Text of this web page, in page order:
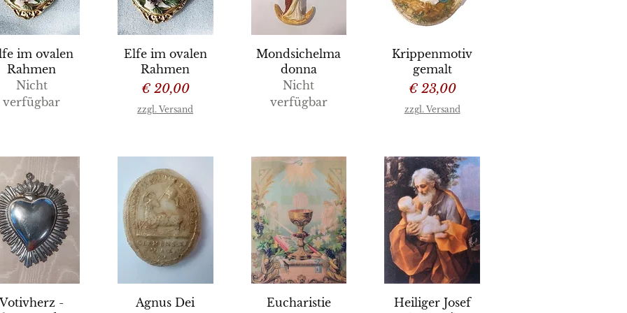
im ovalen
Rahmen
Nicht
verfügbar
Schnellansicht
Elfe im ovalen
Rahmen
Preis
€ 20,00
zzgl. Versand
Schnellansicht
Mondsichelma
donna
Nicht
verfügbar
Schnellansicht
Krippenmotiv
gemalt
Preis
€ 23,00
zzgl. Versand
Votivherz -
Schnellansicht
Agnus Dei
Schnellansicht
Eucharistie Schnellansicht
Heiliger Josef